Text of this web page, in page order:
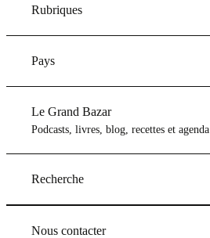
Rubriques
Pays
Le Grand Bazar
Podcasts, livres, blog, recettes et agenda
Recherche
Nous contacter